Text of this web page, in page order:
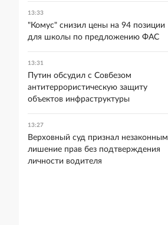
13:33
"Комус" снизил цены на 94 позиции
для школы по предложению ФАС
13:31
Путин обсудил с Совбезом
антитеррористическую защиту
объектов инфраструктуры
13:27
Верховный суд признал незаконным
лишение прав без подтверждения
личности водителя